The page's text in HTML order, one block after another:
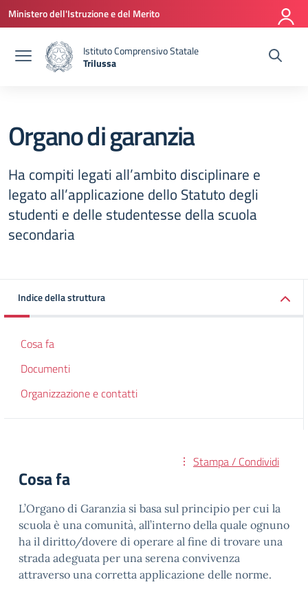
Vai ai contenuti
Vai al menu di navigazione
Vai al footer
Ministero dell'Istruzione e del Merito
Istituto Comprensivo Statale
Trilussa
Organo di garanzia
Ha compiti legati all’ambito disciplinare e
legato all’applicazione dello Statuto degli
studenti e delle studentesse della scuola
secondaria
Indice della struttura
Cosa fa
Documenti
Organizzazione e contatti
Stampa / Condividi
Cosa fa
L’Organo di Garanzia si basa sul principio per cui la
scuola è una comunità, all’interno della quale ognuno
ha il diritto/dovere di operare al fine di trovare una
strada adeguata per una serena convivenza
attraverso una corretta applicazione delle norme.